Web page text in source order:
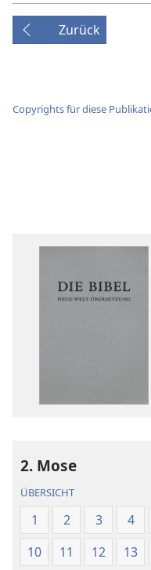
Zurück
Copyrights für diese
2. Mose
ÜBERSICHT
1 2 3 4
10
11 12 13